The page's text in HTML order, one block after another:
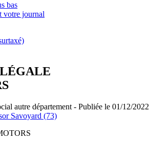
bas
votre journal
autre département - Publiée le 01/12/2022
Savoyard (73)